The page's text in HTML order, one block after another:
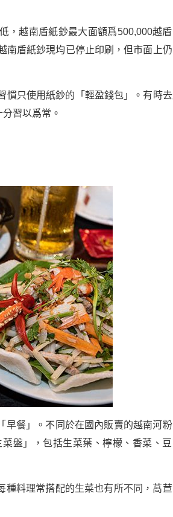
，越南盾紙鈔最大面額爲500,000越盾
南盾紙鈔現均已停止印刷，但市面上
慣只使用紙鈔的「輕盈錢包」。有時
習以爲常。
餐」。不同於在國內販賣的越南河粉
盤」，包括生菜葉、檸檬、香菜、
料理常搭配的生菜也有所不同，萵苣